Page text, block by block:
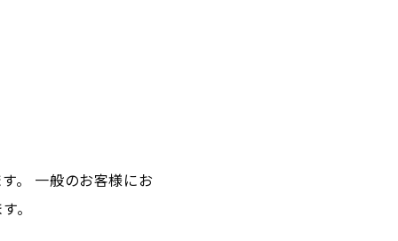
。 一般のお客様にお
。